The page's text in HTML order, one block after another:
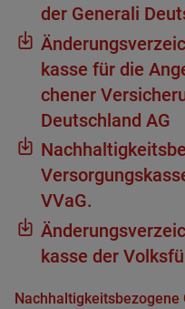
der Gene­rali
kasse für die
che­ner
Deutsch­land AG
VVaG.
kasse der